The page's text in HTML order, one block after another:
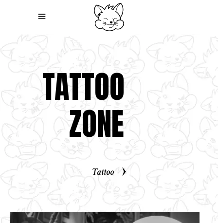
TATTOO
Tattoo
Tattoo
ZONE